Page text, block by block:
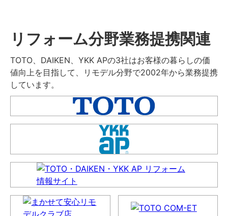
リフォーム分野業務提携関連
TOTO、DAIKEN、YKK APの3社はお客様の暮らしの価
値向上を目指して、リモデル分野で2002年から業務提携
しています。